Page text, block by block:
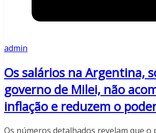
admin
Os salários na Argentina,
governo de Milei, não
inflação e reduzem o
Os números detalhados revelam que o